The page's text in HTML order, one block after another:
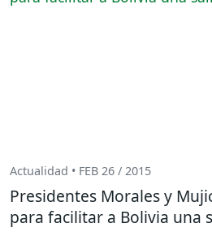
Actualidad • FEB 26 / 2015
Presidentes Morales y
para facilitar a Bolivia una